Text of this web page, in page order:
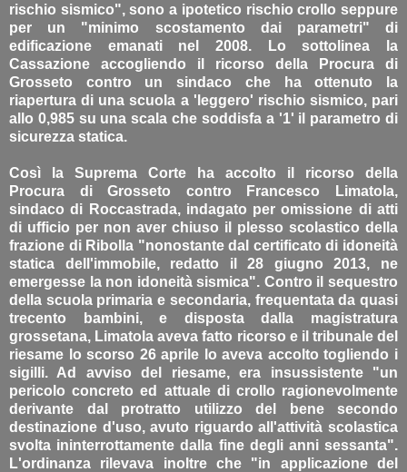
rischio sismico", sono a ipotetico rischio crollo seppure
per un "minimo scostamento dai parametri" di
edificazione emanati nel 2008. Lo sottolinea la
Cassazione accogliendo il ricorso della Procura di
Grosseto contro un sindaco che ha ottenuto la
riapertura di una scuola a 'leggero' rischio sismico, pari
allo 0,985 su una scala che soddisfa a '1' il parametro di
sicurezza statica.
Così la Suprema Corte ha accolto il ricorso della
Procura di Grosseto contro Francesco Limatola,
sindaco di Roccastrada, indagato per omissione di atti
di ufficio per non aver chiuso il plesso scolastico della
frazione di Ribolla "nonostante dal certificato di idoneità
statica dell'immobile, redatto il 28 giugno 2013, ne
emergesse la non idoneità sismica". Contro il sequestro
della scuola primaria e secondaria, frequentata da quasi
trecento bambini, e disposta dalla magistratura
grossetana, Limatola aveva fatto ricorso e il tribunale del
riesame lo scorso 26 aprile lo aveva accolto togliendo i
sigilli. Ad avviso del riesame, era insussistente "un
pericolo concreto ed attuale di crollo ragionevolmente
derivante dal protratto utilizzo del bene secondo
destinazione d'uso, avuto riguardo all'attività scolastica
svolta ininterrottamente dalla fine degli anni sessanta".
L'ordinanza rilevava inoltre che "in applicazione del